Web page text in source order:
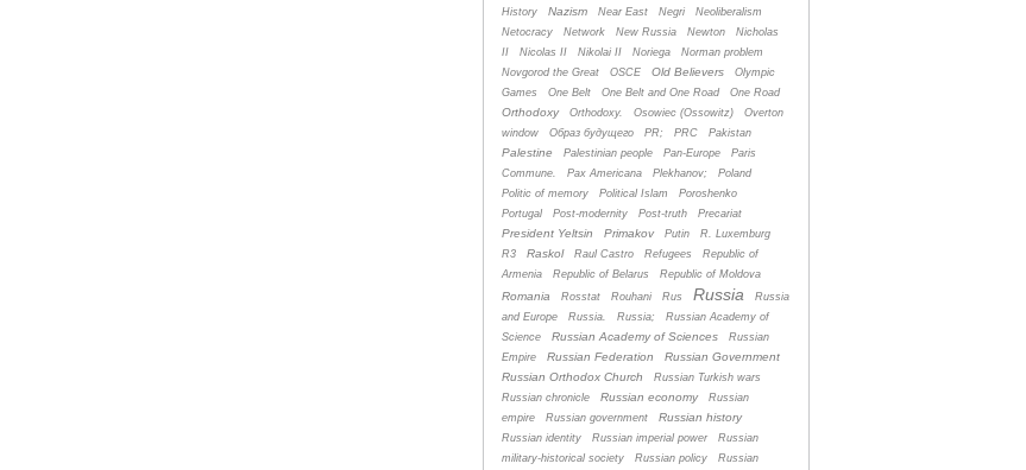
History
Nazism Near East Negri
Neoliberalism
Netocracy
Network New Russia Newton
Nicholas
II
Nicolas II Nikolai II Noriega
Norman problem
Novgorod the Great
OSCE Old Believers
Olympic
Games
One Belt One Belt and One Road One Road
Orthodoxy Orthodoxy. Osowiec (Ossowitz)
Overton
window
Oбраз будущего PR; PRC Pakistan
Palestine Palestinian people Pan-Europe
Paris
Commune.
Pax Americana Plekhanov;
Poland
Politic of memory
Political Islam
Poroshenko
Portugal
Post-modernity Post-truth Precariat
President Yeltsin Primakov Putin
R. Luxemburg
R3
Raskol Raul Castro Refugees
Republic of
Armenia
Republic of Belarus Republic of Moldova
Romania Rosstat Rouhani Rus Russia
Russia
and Europe
Russia. Russia;
Russian Academy of
Science
Russian Academy of Sciences
Russian
Empire
Russian Federation
Russian Government
Russian Orthodox Church
Russian Turkish wars
Russian chronicle
Russian economy
Russian
empire
Russian government Russian history
Russian identity Russian imperial power
Russian
military-historical society
Russian policy Russian